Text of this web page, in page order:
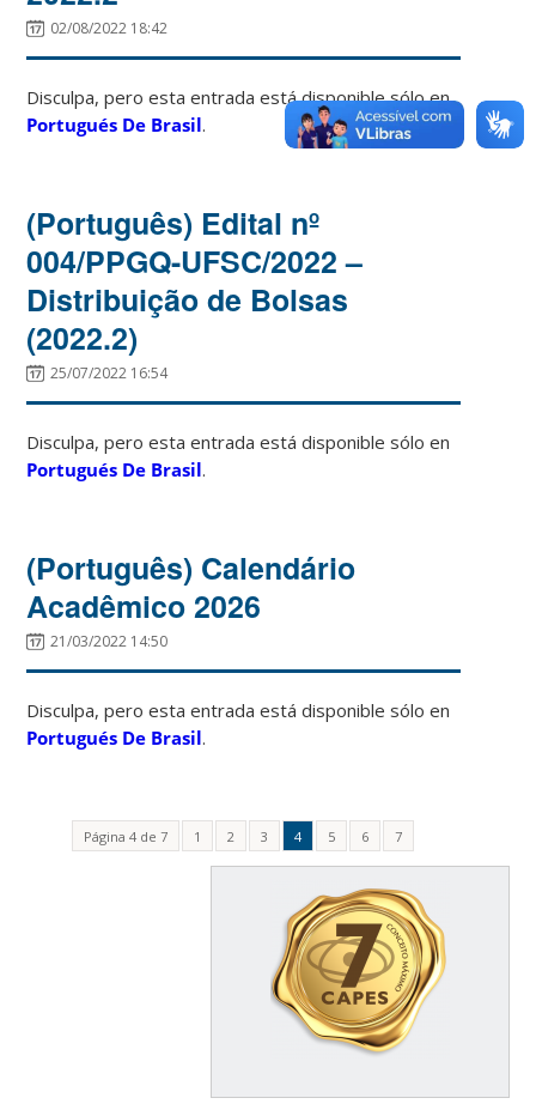
02/08/2022 18:42
Disculpa, pero esta entrada está disponible sólo en
Portugués De Brasil.
(Português) Edital nº
004/PPGQ-UFSC/2022 –
Distribuição de Bolsas
(2022.2)
25/07/2022 16:54
Disculpa, pero esta entrada está disponible sólo en
Portugués De Brasil.
(Português) Calendário
Acadêmico 2026
21/03/2022 14:50
Disculpa, pero esta entrada está disponible sólo en
Portugués De Brasil.
Página 4 de 7 1 2 3 4 5 6 7